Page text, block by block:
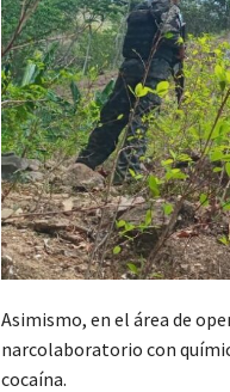
Asimismo, en el área de
narcolaboratorio con
cocaína.